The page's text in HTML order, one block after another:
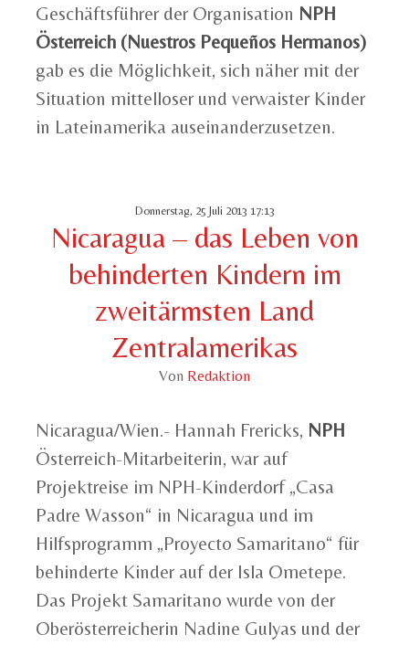
Geschäftsführer der Organisation NPH
Österreich (Nuestros Pequeños Hermanos)
gab es die Möglichkeit, sich näher mit der
Situation mittelloser und verwaister Kinder
in Lateinamerika auseinanderzusetzen.
Donnerstag, 25 Juli 2013 17:13
Nicaragua – das Leben von
behinderten Kindern im
zweitärmsten Land
Zentralamerikas
Von Redaktion
Nicaragua/Wien.- Hannah Frericks, NPH
Österreich-Mitarbeiterin, war auf
Projektreise im NPH-Kinderdorf „Casa
Padre Wasson“ in Nicaragua und im
Hilfsprogramm „Proyecto Samaritano“ für
behinderte Kinder auf der Isla Ometepe.
Das Projekt Samaritano wurde von der
Oberösterreicherin Nadine Gulyas und der